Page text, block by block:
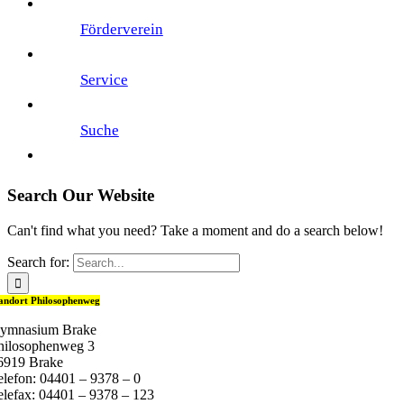
Förderverein
Service
Suche
Search Our Website
Can't find what you need? Take a moment and do a search below!
Search for:
Philosophenweg
Brake
3
Brake
04401 – 9378 – 0
04401 – 9378 – 123